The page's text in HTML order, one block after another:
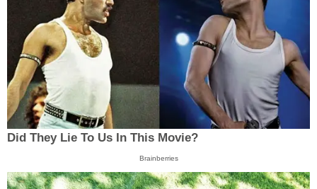
Did They Lie To Us In This Movie?
Brainberries